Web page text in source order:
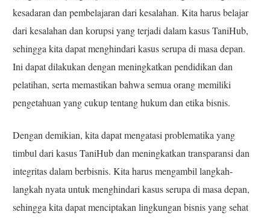
kesadaran dan pembelajaran dari kesalahan. Kita harus belajar
dari kesalahan dan korupsi yang terjadi dalam kasus TaniHub,
sehingga kita dapat menghindari kasus serupa di masa depan.
Ini dapat dilakukan dengan meningkatkan pendidikan dan
pelatihan, serta memastikan bahwa semua orang memiliki
pengetahuan yang cukup tentang hukum dan etika bisnis.
Dengan demikian, kita dapat mengatasi problematika yang
timbul dari kasus TaniHub dan meningkatkan transparansi dan
integritas dalam berbisnis. Kita harus mengambil langkah-
langkah nyata untuk menghindari kasus serupa di masa depan,
sehingga kita dapat menciptakan lingkungan bisnis yang sehat